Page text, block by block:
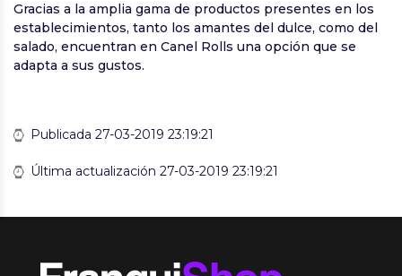
Gracias a la amplia gama de productos presentes en los
establecimientos, tanto los amantes del dulce, como del
salado, encuentran en Canel Rolls una opción que se
adapta a sus gustos.
Publicada 27-03-2019 23:19:21
Última actualización 27-03-2019 23:19:21